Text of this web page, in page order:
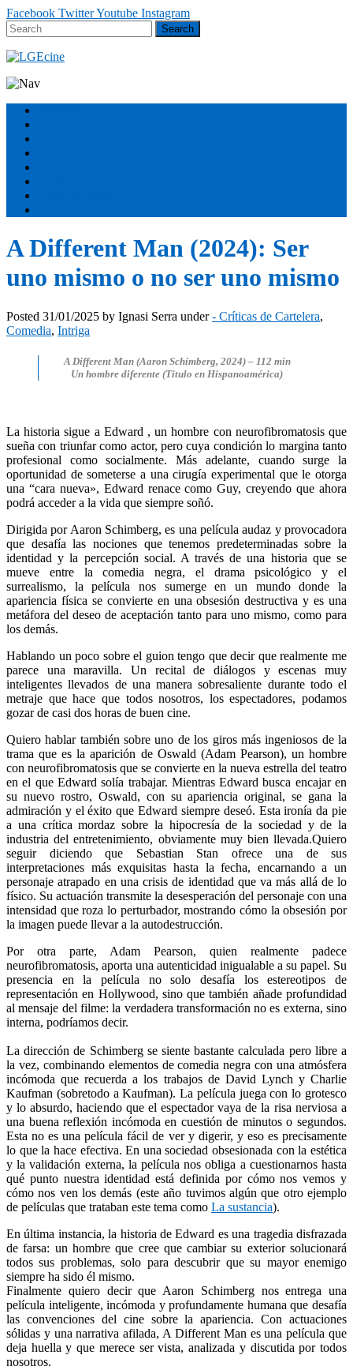
Facebook TwitterYoutube Instagram
A Different Man (2024): Ser
uno mismo o no ser uno mismo
Posted 31/01/2025 by Ignasi Serra under- Críticas de Cartelera,
Comedia, Intriga
A Different Man (Aaron Schimberg, 2024) – 112 min
Un hombre diferente (Titulo en Hispanoamérica)
La historia sigue a Edward , un hombre con neurofibromatosis que
sueña con triunfar como actor, pero cuya condición lo margina tanto
profesional como socialmente. Más adelante, cuando surge la
oportunidad de someterse a una cirugía experimental que le otorga
una “cara nueva», Edward renace como Guy, creyendo que ahora
podrá acceder a la vida que siempre soñó.
Dirigida por Aaron Schimberg, es una película audaz y provocadora
que desafía las nociones que tenemos predeterminadas sobre la
identidad y la percepción social. A través de una historia que se
mueve entre la comedia negra, el drama psicológico y el
surrealismo, la película nos sumerge en un mundo donde la
apariencia física se convierte en una obsesión destructiva y es una
metáfora del deseo de aceptación tanto para uno mismo, como para
los demás.
Hablando un poco sobre el guion tengo que decir que realmente me
parece una maravilla. Un recital de diálogos y escenas muy
inteligentes llevados de una manera sobresaliente durante todo el
metraje que hace que todos nosotros, los espectadores, podamos
gozar de casi dos horas de buen cine.
Quiero hablar también sobre uno de los giros más ingeniosos de la
trama que es la aparición de Oswald (Adam Pearson), un hombre
con neurofibromatosis que se convierte en la nueva estrella del teatro
en el que Edward solía trabajar. Mientras Edward busca encajar en
su nuevo rostro, Oswald, con su apariencia original, se gana la
admiración y el éxito que Edward siempre deseó. Esta ironía da pie
a una crítica mordaz sobre la hipocresía de la sociedad y de la
industria del entretenimiento, obviamente muy bien llevada.Quiero
seguir diciendo que Sebastian Stan ofrece una de sus
interpretaciones más exquisitas hasta la fecha, encarnando a un
personaje atrapado en una crisis de identidad que va más allá de lo
físico. Su actuación transmite la desesperación del personaje con una
intensidad que roza lo perturbador, mostrando cómo la obsesión por
la imagen puede llevar a la autodestrucción.
Por otra parte, Adam Pearson, quien realmente padece
neurofibromatosis, aporta una autenticidad inigualable a su papel. Su
presencia en la película no solo desafía los estereotipos de
representación en Hollywood, sino que también añade profundidad
al mensaje del filme: la verdadera transformación no es externa, sino
interna, podríamos decir.
La dirección de Schimberg se siente bastante calculada pero libre a
la vez, combinando elementos de comedia negra con una atmósfera
incómoda que recuerda a los trabajos de David Lynch y Charlie
Kaufman (sobretodo a Kaufman). La película juega con lo grotesco
y lo absurdo, haciendo que el espectador vaya de la risa nerviosa a
una buena reflexión incómoda en cuestión de minutos o segundos.
Esta no es una película fácil de ver y digerir, y eso es precisamente
lo que la hace efectiva. En una sociedad obsesionada con la estética
y la validación externa, la película nos obliga a cuestionarnos hasta
qué punto nuestra identidad está definida por cómo nos vemos y
cómo nos ven los demás (este año tuvimos algún que otro ejemplo
de películas que trataban este tema como La sustancia).
En última instancia, la historia de Edward es una tragedia disfrazada
de farsa: un hombre que cree que cambiar su exterior solucionará
todos sus problemas, solo para descubrir que su mayor enemigo
siempre ha sido él mismo.
Finalmente quiero decir que Aaron Schimberg nos entrega una
película inteligente, incómoda y profundamente humana que desafía
las convenciones del cine sobre la apariencia. Con actuaciones
sólidas y una narrativa afilada, A Different Man es una película que
deja huella y que merece ser vista, analizada y discutida por todos
nosotros.